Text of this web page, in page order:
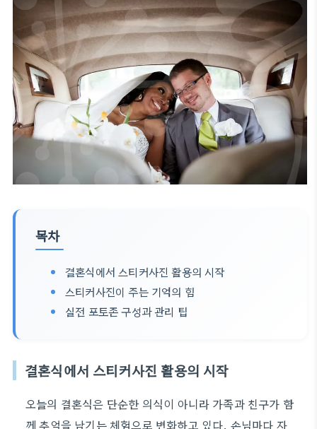
목차
결혼식에서 스티커사진 활용의 시작
스티커사진이 주는 기억의 힘
실전 포토존 구성과 관리 팁
결혼식에서 스티커사진 활용의 시작
오늘의 결혼식은 단순한 의식이 아니라 가족과 친구가 함
께 추억을 남기는 체험으로 변화하고 있다. 손님마다 자